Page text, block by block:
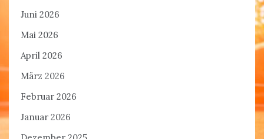
Juni 2026
Mai 2026
April 2026
März 2026
Februar 2026
Januar 2026